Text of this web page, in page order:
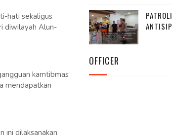
hati sekaligus
diwilayah Alun-
kamtibmas
mendapatkan
ini dilaksanakan
OFFICER